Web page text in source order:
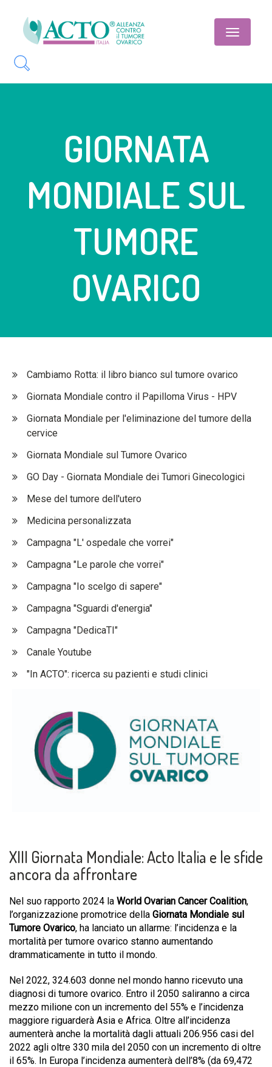
Toggle
GIORNATA
MONDIALE SUL
TUMORE
OVARICO
Cambiamo Rotta: il libro bianco sul tumore ovarico
Giornata Mondiale contro il Papilloma Virus - HPV
Giornata Mondiale per l'eliminazione del tumore della
cervice
Giornata Mondiale sul Tumore Ovarico
GO Day - Giornata Mondiale dei Tumori Ginecologici
Mese del tumore dell'utero
Medicina personalizzata
Campagna "L' ospedale che vorrei"
Campagna "Le parole che vorrei"
Campagna "Io scelgo di sapere"
Campagna "Sguardi d'energia"
Campagna "DedicaTI"
Canale Youtube
"In ACTO": ricerca su pazienti e studi clinici
XIII Giornata Mondiale: Acto Italia e le sfide
ancora da affrontare
Nel suo rapporto 2024 la World Ovarian Cancer Coalition,
l’organizzazione promotrice della Giornata Mondiale sul
Tumore Ovarico, ha lanciato un allarme: l’incidenza e la
mortalità per tumore ovarico stanno aumentando
drammaticamente in tutto il mondo.
Nel 2022, 324.603 donne nel mondo hanno ricevuto una
diagnosi di tumore ovarico. Entro il 2050 saliranno a circa
mezzo milione con un incremento del 55% e l’incidenza
maggiore riguarderà Asia e Africa. Oltre all’incidenza
aumenterà anche la mortalità dagli attuali 206.956 casi del
2022 agli oltre 330 mila del 2050 con un incremento di oltre
il 65%. In Europa l’incidenza aumenterà dell’8% (da 69,472